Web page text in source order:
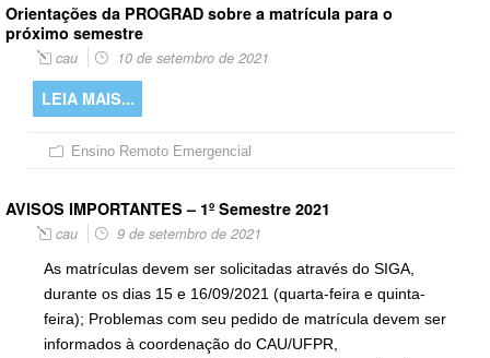
Orientações da PROGRAD sobre a matrícula para o
próximo semestre
cau 10 de setembro de 2021
LEIA MAIS...
Ensino Remoto Emergencial
AVISOS IMPORTANTES – 1º Semestre 2021
cau 9 de setembro de 2021
As matrículas devem ser solicitadas através do SIGA,
durante os dias 15 e 16/09/2021 (quarta-feira e quinta-
feira); Problemas com seu pedido de matrícula devem ser
informados à coordenação do CAU/UFPR,